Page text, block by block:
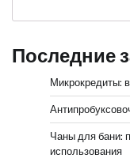
Последние
Микрокредиты:
Чаны для бани:
использования